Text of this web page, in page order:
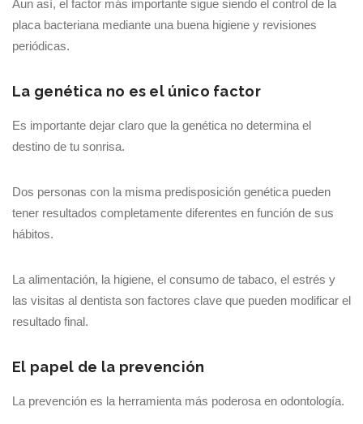
Aun así, el factor más importante sigue siendo el control de la
placa bacteriana mediante una buena higiene y revisiones
periódicas.
La genética no es el único factor
Es importante dejar claro que la genética no determina el
destino de tu sonrisa.
Dos personas con la misma predisposición genética pueden
tener resultados completamente diferentes en función de sus
hábitos.
La alimentación, la higiene, el consumo de tabaco, el estrés y
las visitas al dentista son factores clave que pueden modificar el
resultado final.
El papel de la prevención
La prevención es la herramienta más poderosa en odontología.